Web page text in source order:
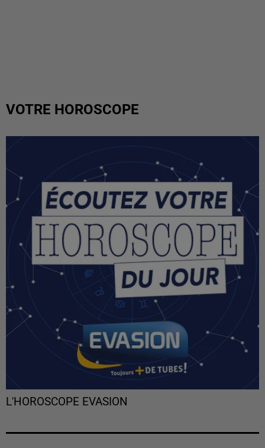
VOTRE HOROSCOPE
L'HOROSCOPE EVASION